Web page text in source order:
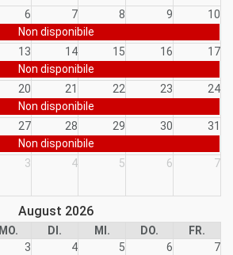
6 7 8 9
10
Non disponibile
13 14 15 16
17
Non disponibile
20 21 22 23
24
Non disponibile
27 28 29 30
31
Non disponibile
3 4 5 6 7
August 2026
MO. DI. MI. DO.
FR.
3 4 5 6
7